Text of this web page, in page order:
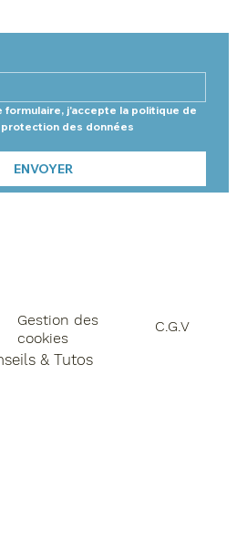
formulaire, j'accepte la politique de
des données
ENVOYER
Gestion des
cookies
C.G.V
& Tutos